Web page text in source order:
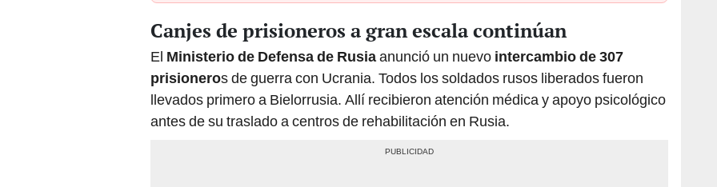
ElMinisterio de Defensa de Rusiaanunció un nuevointercambio de 307
prisioneros de guerra con Ucrania. Todos los soldados rusos liberados fueron
llevados primero a Bielorrusia. Allí recibieron atención médica y apoyo psicológico
antes de su traslado a centros de rehabilitación en Rusia.